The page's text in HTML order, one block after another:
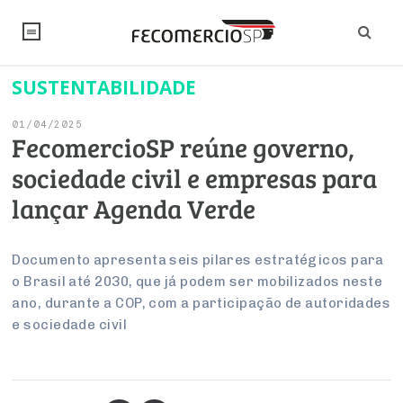
NOTÍCIAS
Artigos
Institucional
PROJETOS ESPECIAIS:
UM BRASIL
Economia
Pesquisas
Internacional
Modernização do Estado
Legislação
Trabalho
Empresas
Arbitragem e Mediação
Negócios
Varejo
Serviços
Sustentabilidade
PESQUISAS
FALE CONOSCO
INSTITUCIONAL
Sobre
Negociações Coletivas
CONSELHOS
SUSTENTABILIDADE
01/04/2025
FecomercioSP reúne governo,
sociedade civil e empresas para
lançar Agenda Verde
Documento apresenta seis pilares estratégicos para
o Brasil até 2030, que já podem ser mobilizados neste
ano, durante a COP, com a participação de autoridades
e sociedade civil